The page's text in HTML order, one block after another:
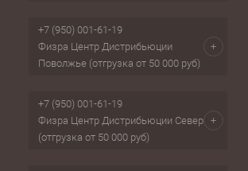
+7 (950) 001-61-19
Физра Центр Дистрибьюции
Поволжье (отгрузка от 50 000 руб)
+7 (950) 001-61-19
Физра Центр Дистрибьюции Север
(отгрузка от 50 000 руб)